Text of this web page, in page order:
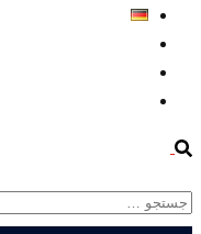
Search
جستجو
برای: